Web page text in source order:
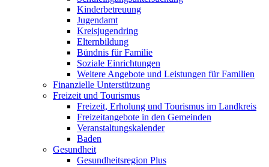
Kinderbetreuung
Jugendamt
Kreisjugendring
Elternbildung
Bündnis für Familie
Soziale Einrichtungen
Weitere Angebote und Leistungen für Familien
Finanzielle Unterstützung
Freizeit und Tourismus
Freizeit, Erholung und Tourismus im Landkreis
Freizeitangebote in den Gemeinden
Veranstaltungskalender
Baden
Gesundheit
Gesundheitsregion Plus